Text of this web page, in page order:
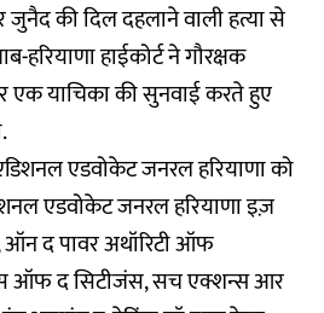
जुनैद की दिल दहलाने वाली हत्या से
हरियाणा हाईकोर्ट ने गौरक्षक
एक याचिका की सुनवाई करते हुए
एडवोकेट जनरल हरियाणा को
एडवोकेट जनरल हरियाणा इज़
ऑन द पावर अथॉरिटी ऑफ
ऑफ द सिटीजंस, सच एक्शन्स आर